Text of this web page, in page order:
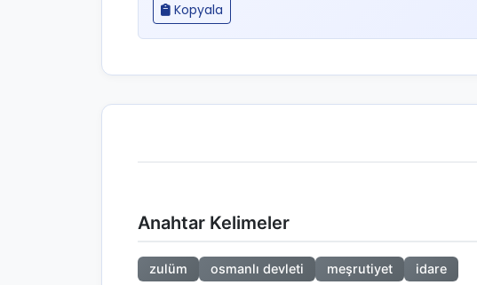
Kopyala
Anahtar Kelimeler
zulüm osmanlı devleti meşrutiyet idare